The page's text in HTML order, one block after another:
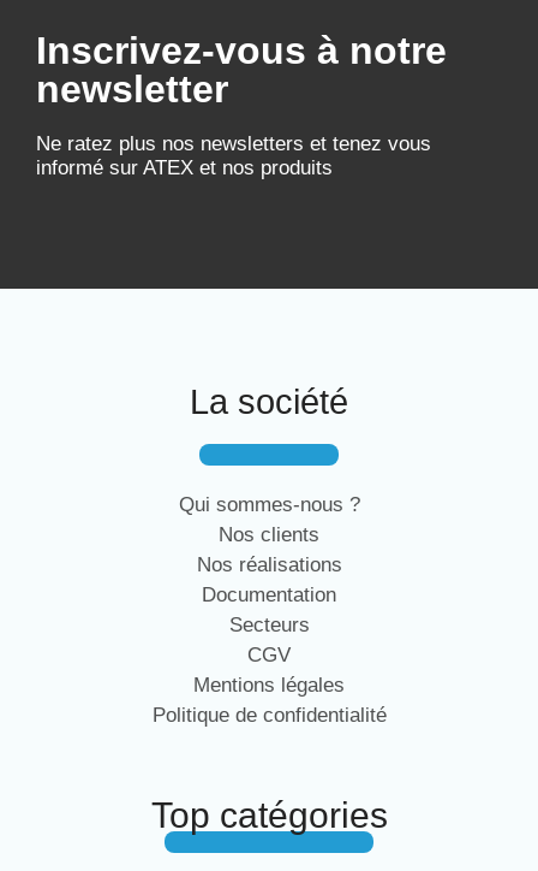
Inscrivez-vous à notre
newsletter
Ne ratez plus nos newsletters et tenez vous
informé sur ATEX et nos produits
La société
Qui sommes-nous ?
Nos clients
Nos réalisations
Documentation
Secteurs
CGV
Mentions légales
Politique de confidentialité
Top catégories